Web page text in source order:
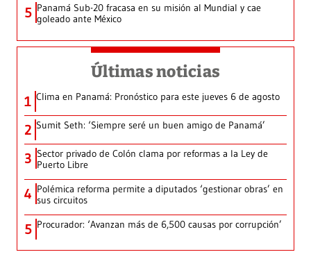
5 Panamá Sub-20 fracasa en su misión al Mundial y cae
goleado ante México
Últimas noticias
1 Clima en Panamá: Pronóstico para este jueves 6 de agosto
2 Sumit Seth: ‘Siempre seré un buen amigo de Panamá’
3 Sector privado de Colón clama por reformas a la Ley de
Puerto Libre
4 Polémica reforma permite a diputados ‘gestionar obras’ en
sus circuitos
5 Procurador: ‘Avanzan más de 6,500 causas por corrupción’